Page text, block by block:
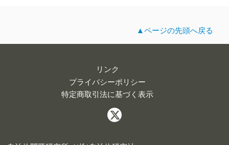
▲ページの先頭へ戻る
リンク
プライバシーポリシー
特定商取引法に基づく表示